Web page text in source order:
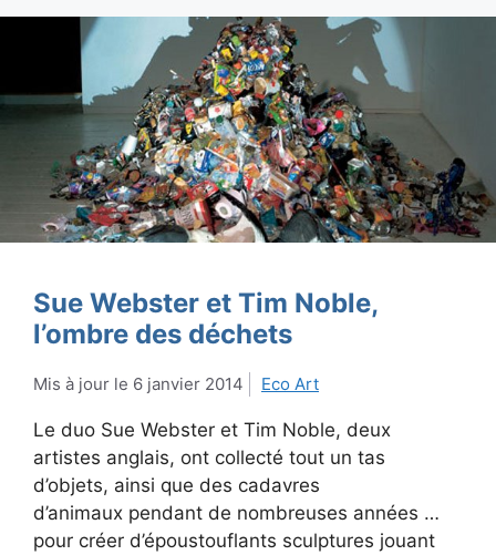
Sue Webster et Tim Noble,
l’ombre des déchets
6 janvier 2014 Eco Art
Le duo Sue Webster et Tim Noble, deux
artistes anglais, ont collecté tout un tas
d’objets, ainsi que des cadavres
d’animaux pendant de nombreuses années …
pour créer d’époustouflants sculptures jouant